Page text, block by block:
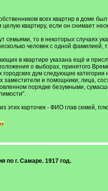
всех квартир в доме
квартиру, если он снимает
то в некоторых случаях
человек с одной
в квартире указана ещё и
о выборах, принятого
дум следующие
и помощники; лица,
порядке безумными,
этих карточек - ФИО глав семей,
по г. Самаре. 1917 год.